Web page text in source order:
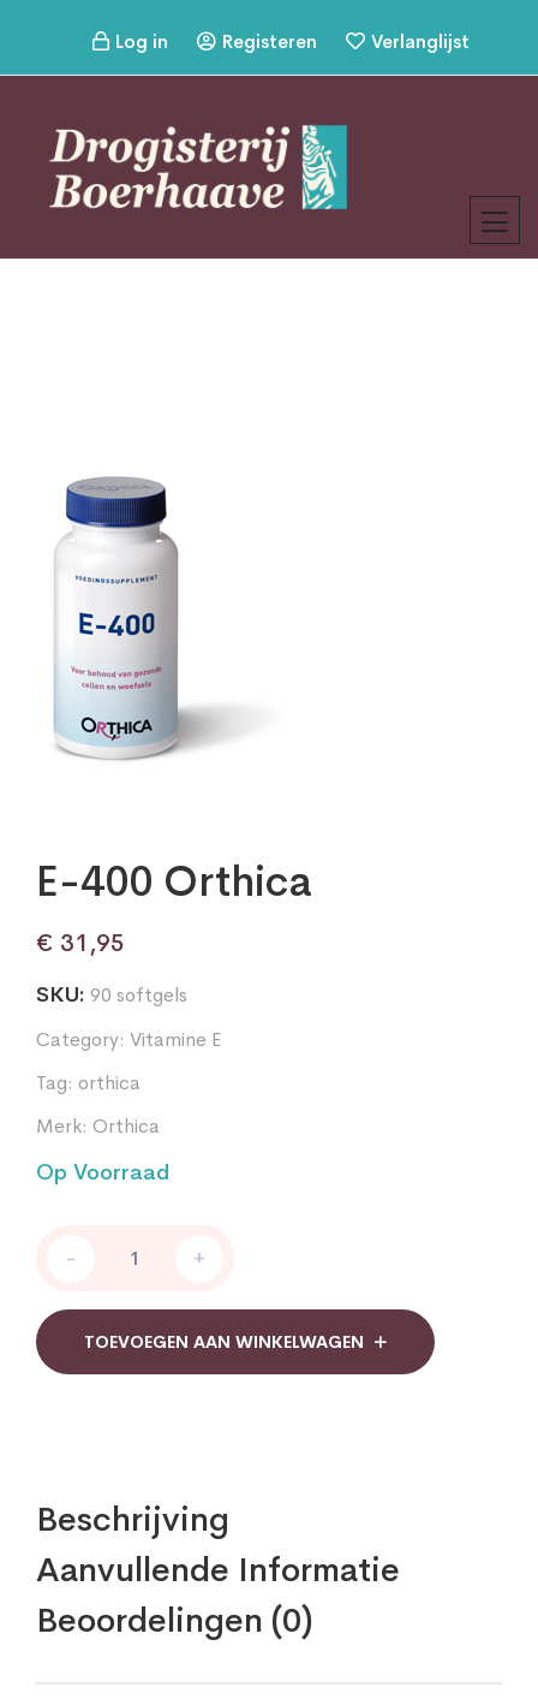
Log in Registeren Verlanglijst
E-400 Orthica
€ 31,95
SKU: 90 softgels
Category: Vitamine E
Tag: orthica
Merk: Orthica
Op Voorraad
quantity
- +
TOEVOEGEN AAN WINKELWAGEN
Beschrijving
Aanvullende Informatie
Beoordelingen (0)